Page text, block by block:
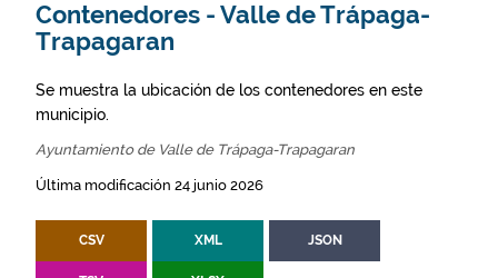
Contenedores - Valle de Trápaga-
Trapagaran
Se muestra la ubicación de los contenedores en este
municipio.
Ayuntamiento de Valle de Trápaga-Trapagaran
Última modificación 24 junio 2026
CSV XML JSON